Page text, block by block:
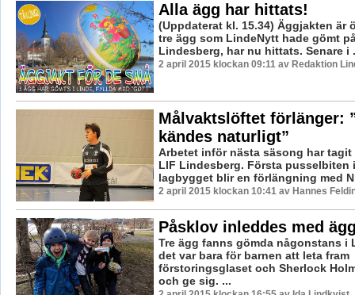
Alla ägg har hittats!
(Uppdaterat kl. 15.34) Äggjakten är
tre ägg som LindeNytt hade gömt
Lindesberg, har nu hittats. Senare i
2 april 2015 klockan 09:11 av Redaktion
Målvaktslöftet förlänger:
kändes naturligt”
Arbetet inför nästa säsong har
LIF Lindesberg. Första pusselbiten
lagbygget blir en förlängning med
2 april 2015 klockan 10:41 av Hannes
Påsklov inleddes med
Tre ägg fanns gömda någonstans i
det var bara för barnen att leta fram
förstoringsglaset och Sherlock
och ge sig. ...